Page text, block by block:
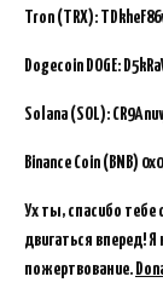
Tron (TRX):
Dogecoin DOGE:
Solana (SOL):
Binance Coin (BNB)
Ух ты, спасибо
двигаться вперед! Я
пожертвование.